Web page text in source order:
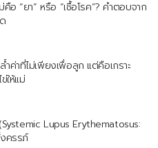
อ “ยา” หรือ “เชื้อโรค”? คำตอบจาก
ค่าที่ไม่เพียงเพื่อลูก แต่คือเกราะ
ให้แม่
Lupus Erythematosus:
ครรภ์